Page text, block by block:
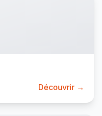
Découvrir →